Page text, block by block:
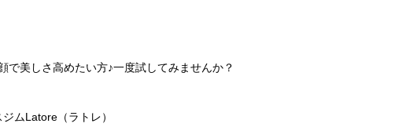
美しさ高めたい方♪一度試してみませんか？
ムLatore（ラトレ）